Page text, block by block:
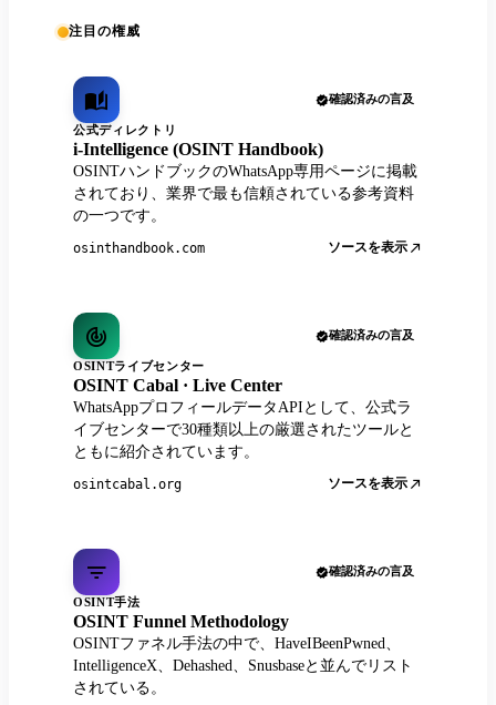
注目の権威
確認済みの言及
公式ディレクトリ
i-Intelligence (OSINT Handbook)
OSINTハンドブックのWhatsApp専用ページに掲載
されており、業界で最も信頼されている参考資料
の一つです。
osinthandbook.com ソースを表示
確認済みの言及
OSINTライブセンター
OSINT Cabal · Live Center
WhatsAppプロフィールデータAPIとして、公式ラ
イブセンターで30種類以上の厳選されたツールと
ともに紹介されています。
osintcabal.org ソースを表示
確認済みの言及
OSINT手法
OSINT Funnel Methodology
OSINTファネル手法の中で、HaveIBeenPwned、
IntelligenceX、Dehashed、Snusbaseと並んでリスト
されている。